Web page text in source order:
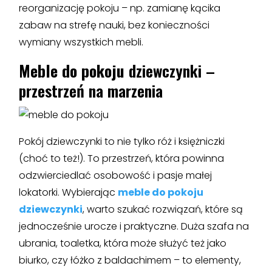
reorganizację pokoju – np. zamianę kącika
zabaw na strefę nauki, bez konieczności
wymiany wszystkich mebli.
Meble do pokoju dziewczynki –
przestrzeń na marzenia
Pokój dziewczynki to nie tylko róż i księżniczki
(choć to też!). To przestrzeń, która powinna
odzwierciedlać osobowość i pasje małej
lokatorki. Wybierając meble do pokoju
dziewczynki, warto szukać rozwiązań, które są
jednocześnie urocze i praktyczne. Duża szafa na
ubrania, toaletka, która może służyć też jako
biurko, czy łóżko z baldachimem – to elementy,